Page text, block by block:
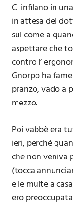
Ci infilano in
in attesa del
sul come a
aspettare che
contro l’
Gnorpo ha
pranzo, vado a
mezzo.
Poi vabbè era
ieri, perché
che non veniva
(tocca
e le multe a
ero